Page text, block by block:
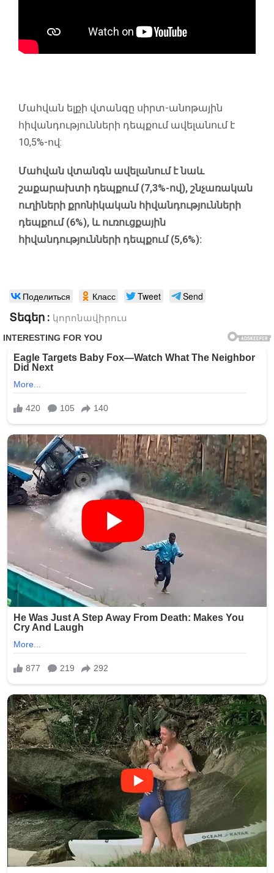
Մահվան ելքի վտանգը սիրտ-անոթային
հիվանդությունների դեպքում ավելանում է
10,5%-ով:
Մահվան վտանգն ավելանում է նաև
շաքարախտի դեպքում (7,3%-ով), շնչառական
ուղիների քրոնիկական հիվանդությունների
դեպքում (6%), և ուռուցքային
հիվանդությունների դեպքում (5,6%):
Поделиться Класс Tweet Send
Տեգեր : կորոնավիրուս